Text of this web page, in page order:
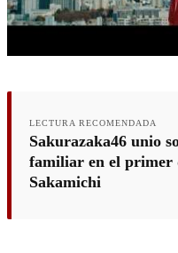
LECTURA RECOMENDADA
Sakurazaka46 unio
familiar en el primer
Sakamichi